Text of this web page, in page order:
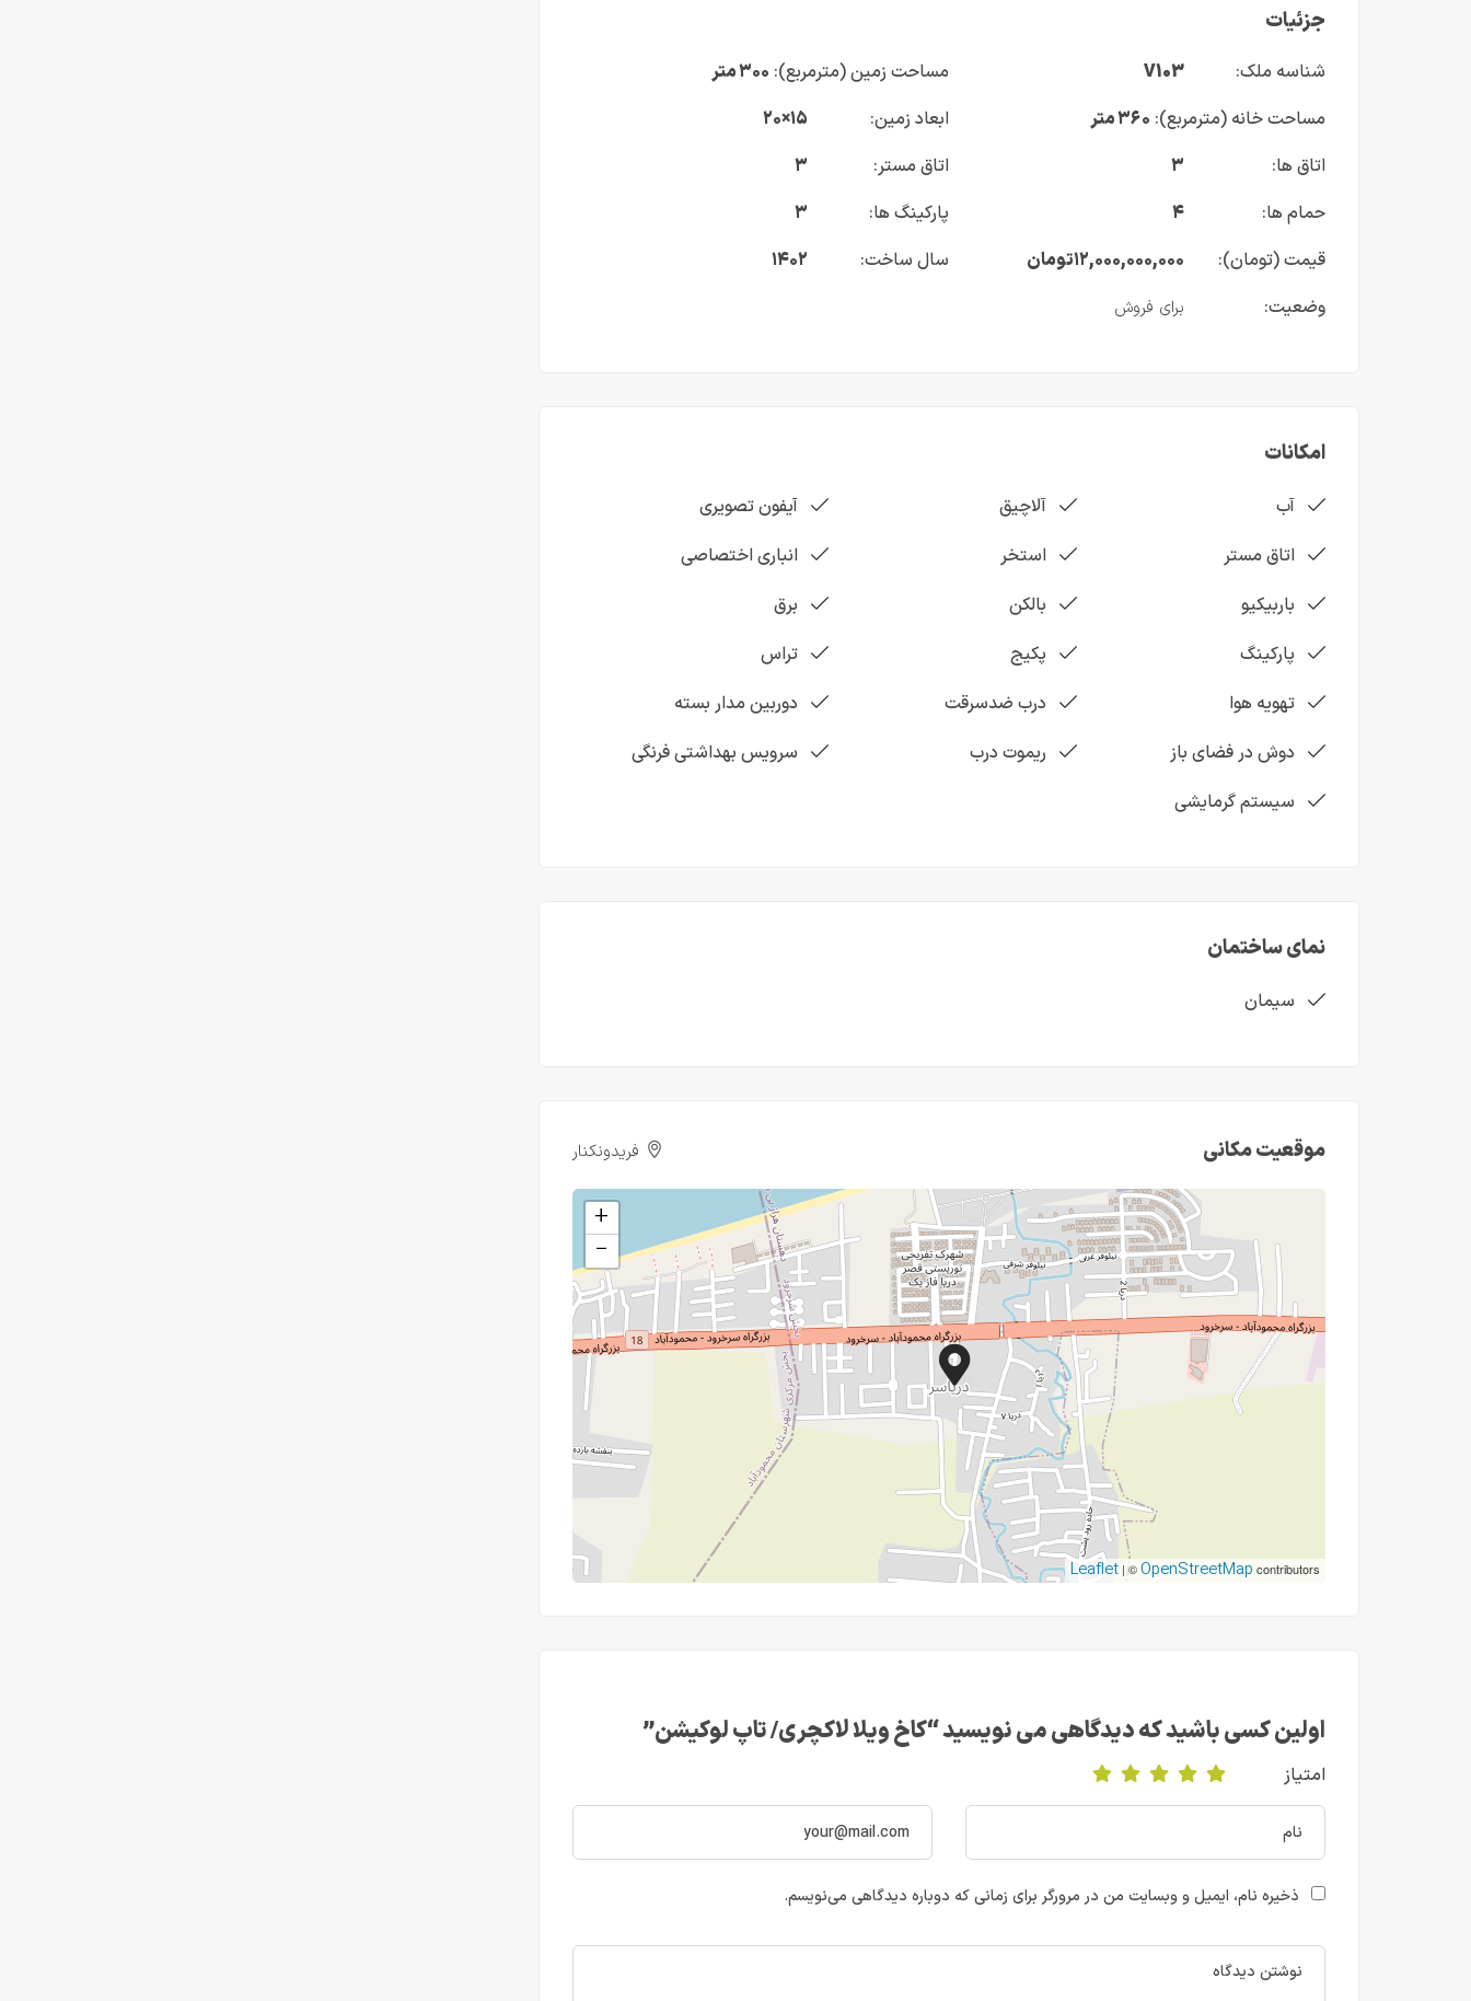
جزئیات
شناسه ملک: V103 مساحت زمین (مترمربع): ۳۰۰ متر
مساحت خانه (مترمربع): ۳۶۰ متر ابعاد زمین:
۱۵×۲۰
اتاق ها:
۳ اتاق مستر:
۳
حمام ها:
۴ پارکینگ ها:
۳
قیمت (تومان):
۱۲,۰۰۰,۰۰۰,۰۰۰تومان سال ساخت:
۱۴۰۲
وضعیت:
برای فروش
امکانات
آب آلاچیق
آیفون تصویری
اتاق مستر
استخر
انباری اختصاصی
باربیکیو
بالکن
برق
پارکینگ
پکیج
تراس
تهویه هوا
درب ضدسرقت
دوربین مدار بسته
دوش در فضای باز
ریموت درب
سرویس بهداشتی فرنگی
سیستم گرمایشی
نمای ساختمان
سیمان
موقعیت مکانی فریدونکنار
+
−
Leaflet | ©OpenStreetMap contributors
اولین کسی باشید که دیدگاهی می نویسید “کاخ ویلا لاکچری/ تاپ لوکیشن”
امتیاز
ذخیره نام، ایمیل و وبسایت من در مرورگر برای زمانی که دوباره دیدگاهی می‌نویسم.